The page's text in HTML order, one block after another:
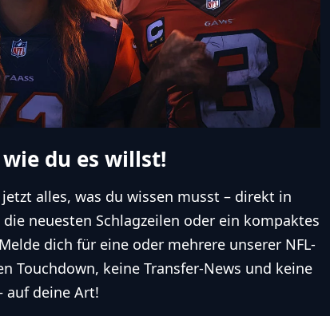
du es willst!
alles, was du wissen musst – direkt in
neuesten Schlagzeilen oder ein kompaktes
dich für eine oder mehrere unserer NFL-
Touchdown, keine Transfer-News und keine
auf deine Art!